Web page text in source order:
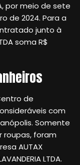
por meio de sete
de 2024. Para a
junto à
soma R$
de
com
Somente
roupas, foram
AUTAX
LTDA.